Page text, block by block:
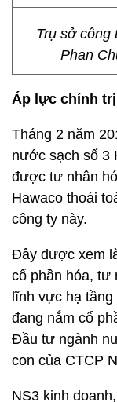
Trụ sở công
Phan
Áp lực chính
Tháng 2 năm
nước sạch số 3
được tư nhân
Hawaco thoái
công ty này.
Đây được xem
cổ phần hóa, tư
lĩnh vực hạ
đang nắm cổ
Đầu tư ngành
con của CTCP
NS3 kinh